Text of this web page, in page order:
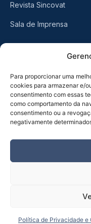
Para proporcionar uma
cookies para armazenar e/
consentimento com essas
como comportamento da
consentimento ou a
negativamente
Política de Privacidade e
Revista Sincovat
Sala de Imprensa
Rua Visconde do Rio
Centro, Taubaté-SP
(12) 3632-6570
© 2026 SINCOVAT -
e Região.